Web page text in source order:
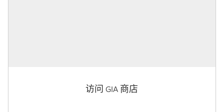
访问 GIA 商店